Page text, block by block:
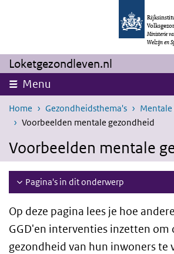
Overslaan en naar de inhoud gaan
Ministerie
Welzijn en
Loketgezondleven.nl
Menu
Home Gezondheidsthema's
Voorbeelden mentale gezondheid
Voorbeelden mentale
Pagina's in dit onderwerp
Op deze pagina lees je hoe
GGD'en interventies inzetten om
gezondheid van hun inwoners te